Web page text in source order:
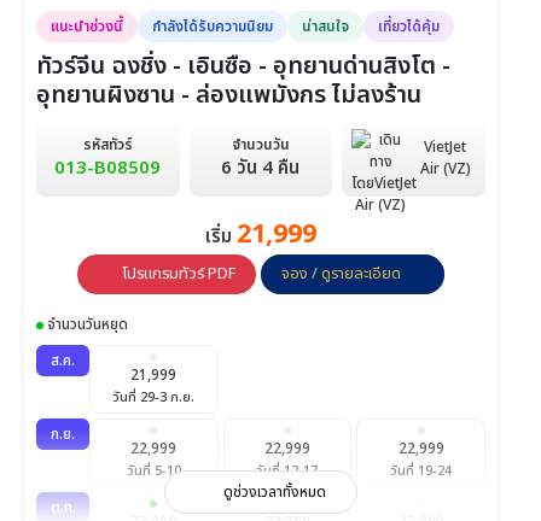
แนะนำช่วงนี้ กำลังได้รับความนิยม น่าสนใจ เที่ยวได้คุ้ม
ทัวร์จีน ฉงชิ่ง - เอินซือ - อุทยานด่านสิงโต -
อุทยานผิงซาน - ล่องแพมังกร ไม่ลงร้าน
รหัสทัวร์
013-B08509
จำนวนวัน
6 วัน 4 คืน
VietJet
Air (VZ)
เริ่ม 21,999
โปรแกรมทัวร์ PDF จอง / ดูรายละเอียด
จำนวนวันหยุด
ส.ค.
21,999
วันที่ 29-3 ก.ย.
ก.ย.
22,999
วันที่ 5-10
22,999
วันที่ 12-17
22,999
วันที่ 19-24
ต.ค.
ดูช่วงเวลาทั้งหมด